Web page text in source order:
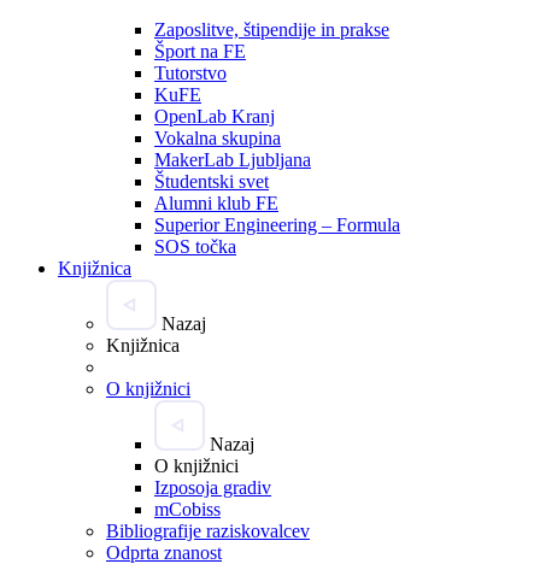
Zaposlitve, štipendije in prakse
Šport na FE
Tutorstvo
KuFE
OpenLab Kranj
Vokalna skupina
MakerLab Ljubljana
Študentski svet
Alumni klub FE
Superior Engineering – Formula
SOS točka
Knjižnica
Nazaj
Knjižnica
O knjižnici
Nazaj
O knjižnici
Izposoja gradiv
mCobiss
Bibliografije raziskovalcev
Odprta znanost